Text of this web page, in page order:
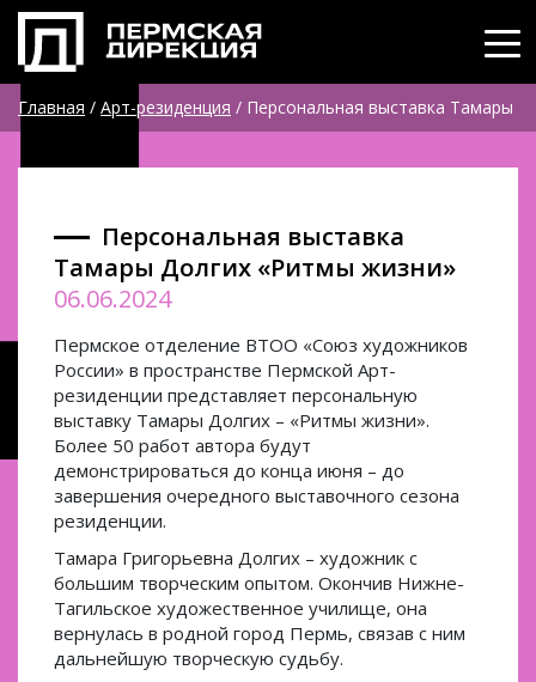
Главная / Арт-резиденция / Персональная выставка Тамары
Персональная выставка
Тамары Долгих «Ритмы жизни»
06.06.2024
Пермское отделение ВТОО «Союз художников
России» в пространстве Пермской Арт-
резиденции представляет персональную
выставку Тамары Долгих – «Ритмы жизни».
Более 50 работ автора будут
демонстрироваться до конца июня – до
завершения очередного выставочного сезона
резиденции.
Тамара Григорьевна Долгих – художник с
большим творческим опытом. Окончив Нижне-
Тагильское художественное училище, она
вернулась в родной город Пермь, связав с ним
дальнейшую творческую судьбу.